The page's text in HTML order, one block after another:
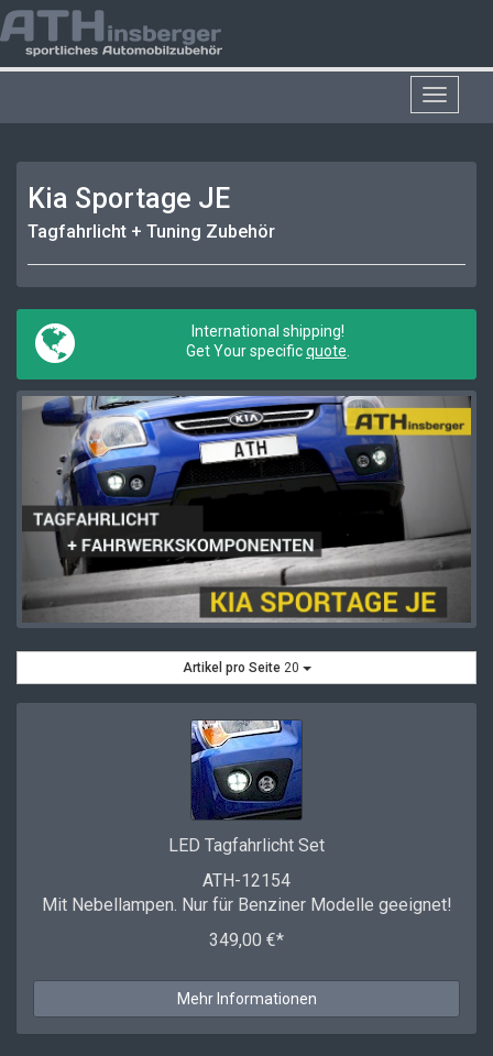
Toggle
Kia Sportage JE
Tagfahrlicht + Tuning Zubehör
International shipping!
Get Your specificquote
Artikel pro Seite 20
LED Tagfahrlicht Set
ATH-12154
Mit Nebellampen. Nur für Benziner Modelle geeignet!
349,00 €*
Mehr Informationen